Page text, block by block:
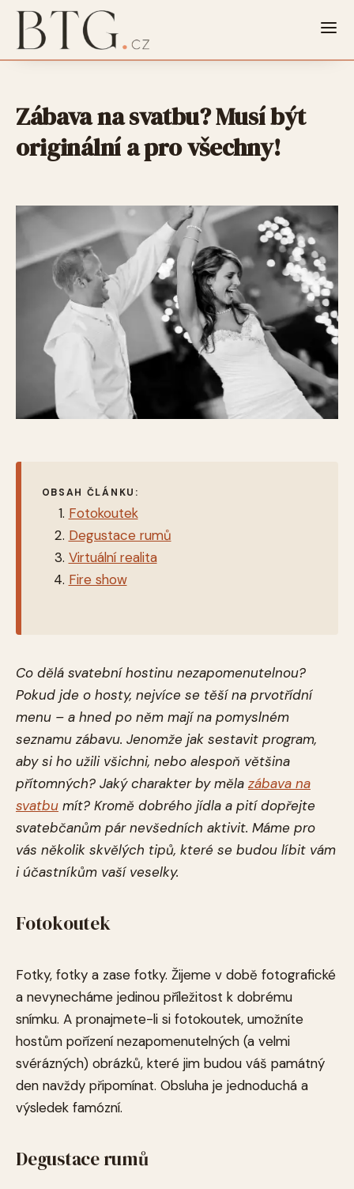
Zábava na svatbu? Musí být
originální a pro všechny!
OBSAH ČLÁNKU:
Fotokoutek
Degustace rumů
Virtuální realita
Fire show
Co dělá svatební hostinu nezapomenutelnou?
Pokud jde o hosty, nejvíce se těší na prvotřídní
menu – a hned po něm mají na pomyslném
seznamu zábavu. Jenomže jak sestavit program,
aby si ho užili všichni, nebo alespoň většina
přítomných? Jaký charakter by měla zábava na
svatbu mít? Kromě dobrého jídla a pití dopřejte
svatebčanům pár nevšedních aktivit. Máme pro
vás několik skvělých tipů, které se budou líbit vám
i účastníkům vaší veselky.
Fotokoutek
Fotky, fotky a zase fotky. Žijeme v době fotografické
a nevynecháme jedinou příležitost k dobrému
snímku. A pronajmete-li si fotokoutek, umožníte
hostům pořízení nezapomenutelných (a velmi
svérázných) obrázků, které jim budou váš památný
den navždy připomínat. Obsluha je jednoduchá a
výsledek famózní.
Degustace rumů